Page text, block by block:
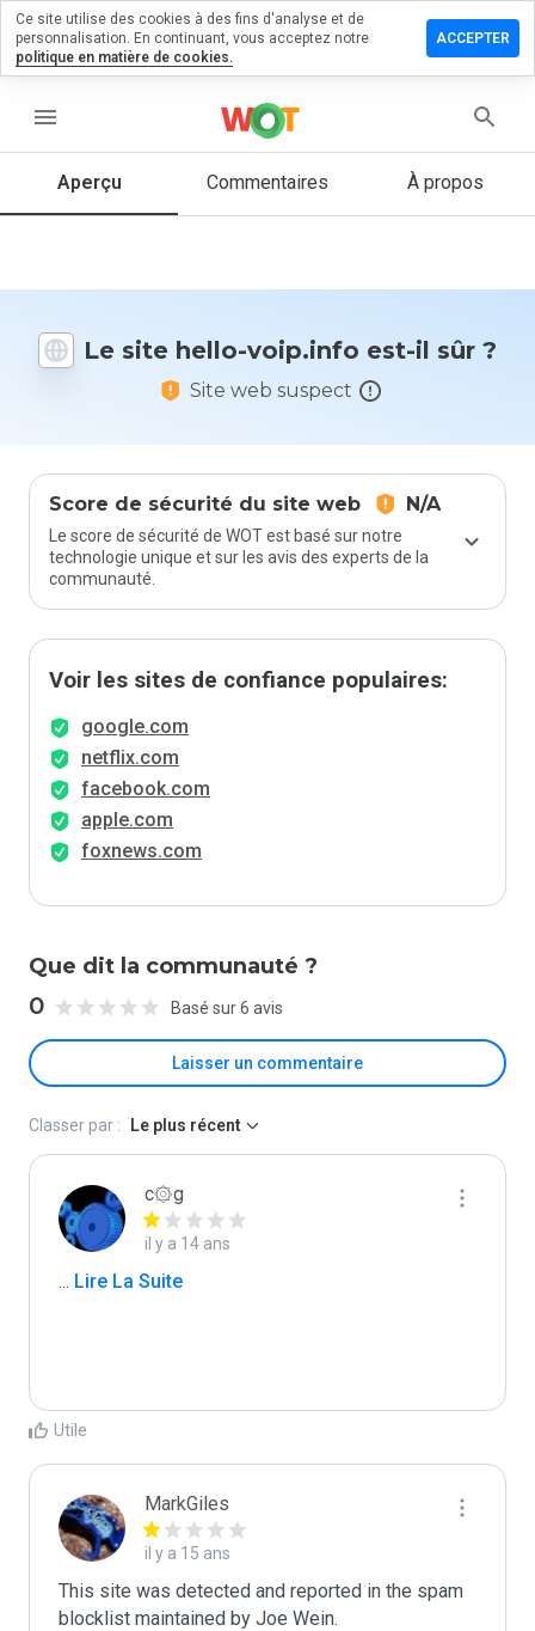
menu
Aperçu Commentaires À propos
Le site hello-voip.info est-il sûr ?
Site web suspect
Score de sécurité du site web N/A
Le score de sécurité de WOT est basé sur notre
technologie unique et sur les avis des experts de la
communauté.
Voir les sites de confiance populaires:
google.com
netflix.com
facebook.com
apple.com
foxnews.com
Que dit la communauté ?
0 Basé sur 6 avis
Laisser un commentaire
un
1 et 5
vous à ce
site ?
Classer par : Le plus récent
c۞g
il y a 14 ans
... Lire La Suite
Utile
MarkGiles
il y a 15 ans
This site was detected and reported in the spam
blocklist maintained by Joe Wein.
Ce site utilise des cookies à des fins d'analyse et de
personnalisation. En continuant, vous acceptez notre
politique en matière de cookies.
ACCEPTER